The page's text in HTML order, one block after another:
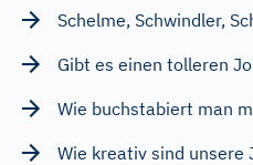
Schelme, Schwindler,
Gibt es einen tolleren
Wie buchstabiert man
Wie kreativ sind unsere